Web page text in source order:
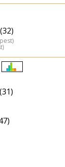
eloszlás
nagyítása